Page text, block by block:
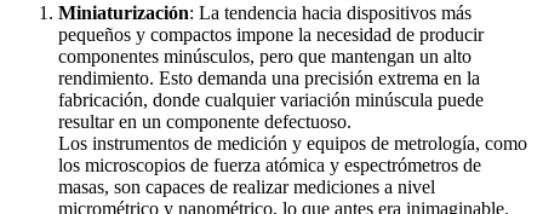
Miniaturización: La tendencia hacia dispositivos más
pequeños y compactos impone la necesidad de producir
componentes minúsculos, pero que mantengan un alto
rendimiento. Esto demanda una precisión extrema en la
fabricación, donde cualquier variación minúscula puede
resultar en un componente defectuoso.
Los instrumentos de medición y equipos de metrología, como
los microscopios de fuerza atómica y espectrómetros de
masas, son capaces de realizar mediciones a nivel
micrométrico y nanométrico, lo que antes era inimaginable.